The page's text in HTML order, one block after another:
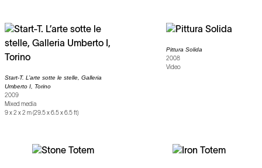
Pittura Solida
2008
Video
Start-T. L’arte sotte le stelle, Galleria
Umberto I, Torino
2009
Mixed media
9 x 2 x 2 m (29.5 x 6.5 x 6.5 ft)